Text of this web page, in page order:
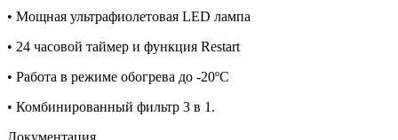
• Мощная ультрафиолетовая LED лампа
• 24 часовой таймер и функция Restart
• Работа в режиме обогрева до -20ºС
• Комбинированный фильтр 3 в 1.
Документация